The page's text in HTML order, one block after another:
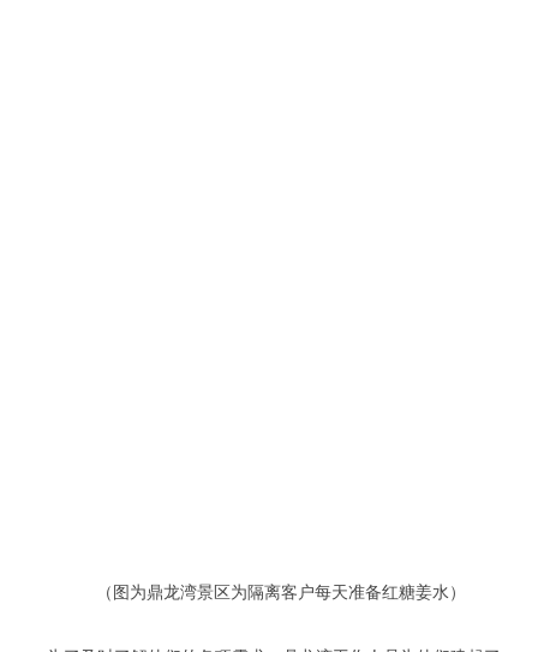
（图为鼎龙湾景区为隔离客户每天准备红糖姜水）